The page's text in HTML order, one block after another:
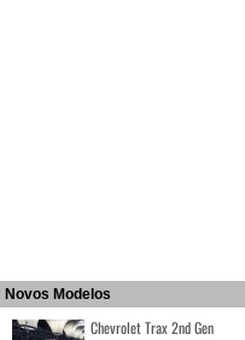
Novos Modelos
Chevrolet Trax 2nd Gen